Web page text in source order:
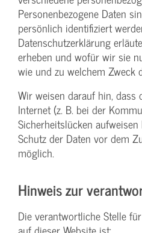
Personenbezogene Daten
persönlich identifiziert
Datenschutzerklärung
erheben und wofür wir sie
wie und zu welchem Zweck
Wir weisen darauf hin, dass
Internet (z. B. bei der
Sicherheitslücken
Schutz der Daten vor dem
möglich.
Hinweis zur
Die verantwortliche Stelle